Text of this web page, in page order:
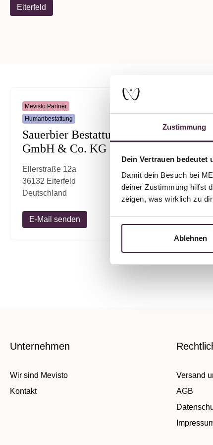
Zustimmung
Dein Vertrauen bedeutet
Damit dein Besuch bei
deiner Zustimmung hilfst
zeigen, was wirklich zu
Ablehnen
Eiterfeld
Mevisto Partner
Humanbestattung
Sauerbier Bestattungen
GmbH & Co. KG
Ellerstraße 12a
36132 Eiterfeld
Deutschland
E-Mail senden
Unternehmen
Wir sind Mevisto
Kontakt
Versand
AGB